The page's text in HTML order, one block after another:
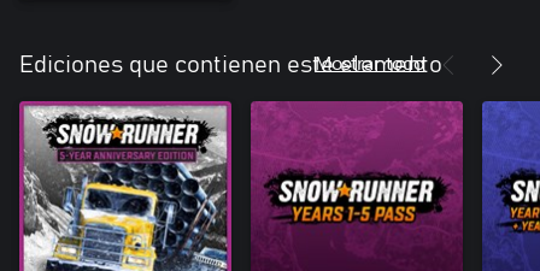
Ediciones que contienen este elemento
Mostrar todo